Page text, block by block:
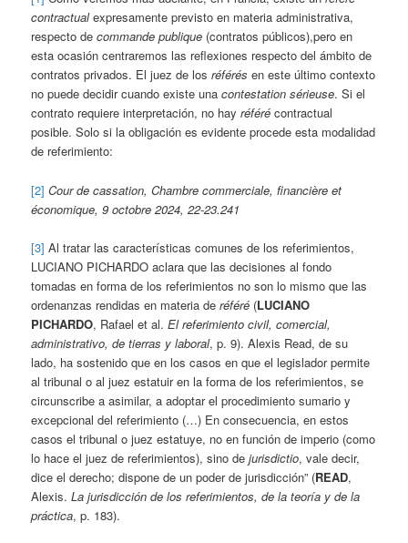
contractualexpresamente previsto en materia administrativa,
respecto decommande publique (contratos públicos),pero en
esta ocasión centraremos las reflexiones respecto del ámbito de
contratos privados. El juez de losréférésen este último contexto
no puede decidir cuando existe unacontestation sérieuse. Si el
contrato requiere interpretación, no hayréférécontractual
posible. Solo si la obligación es evidente procede esta modalidad
de referimiento:
[2] Cour de cassation, Chambre commerciale, financière et
économique, 9 octobre 2024, 22-23.241
[3] Al tratar las características comunes de los referimientos,
LUCIANO PICHARDO aclara que las decisiones al fondo
tomadas en forma de los referimientos no son lo mismo que las
ordenanzas rendidas en materia deréféré (LUCIANO
PICHARDO, Rafael et al.El referimiento civil, comercial,
administrativo, de tierras y laboral, p. 9). Alexis Read, de su
lado, ha sostenido que en los casos en que el legislador permite
al tribunal o al juez estatuir en la forma de los referimientos, se
circunscribe a asimilar, a adoptar el procedimiento sumario y
excepcional del referimiento (…) En consecuencia, en estos
casos el tribunal o juez estatuye, no en función de imperio (como
lo hace el juez de referimientos), sino dejurisdictio, vale decir,
dice el derecho; dispone de un poder de jurisdicción” (READ,
Alexis.La jurisdicción de los referimientos, de la teoría y de la
práctica, p. 183).